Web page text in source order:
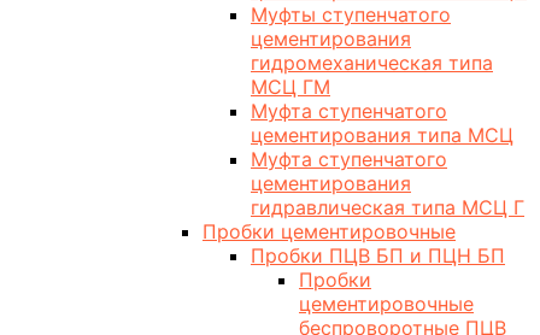
Муфты ступенчатого
цементирования
гидромеханическая типа
МСЦ ГМ
Муфта ступенчатого
цементирования типа МСЦ
Муфта ступенчатого
цементирования
гидравлическая типа МСЦ Г
Пробки цементировочные
Пробки ПЦВ БП и ПЦН БП
Пробки
цементировочные
беспроворотные ПЦВ